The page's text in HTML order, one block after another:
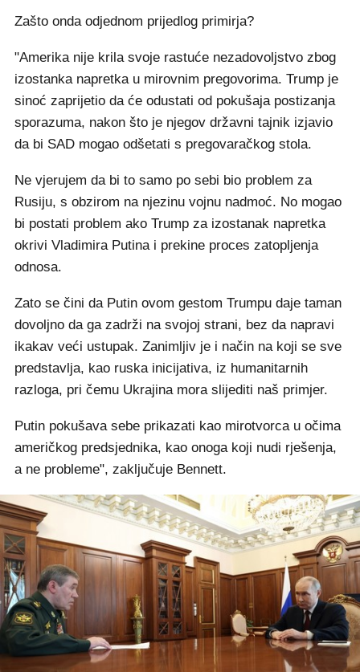
Zašto onda odjednom prijedlog primirja?
"Amerika nije krila svoje rastuće nezadovoljstvo zbog
izostanka napretka u mirovnim pregovorima. Trump je
sinoć zaprijetio da će odustati od pokušaja postizanja
sporazuma, nakon što je njegov državni tajnik izjavio
da bi SAD mogao odšetati s pregovaračkog stola.
Ne vjerujem da bi to samo po sebi bio problem za
Rusiju, s obzirom na njezinu vojnu nadmoć. No mogao
bi postati problem ako Trump za izostanak napretka
okrivi Vladimira Putina i prekine proces zatopljenja
odnosa.
Zato se čini da Putin ovom gestom Trumpu daje taman
dovoljno da ga zadrži na svojoj strani, bez da napravi
ikakav veći ustupak. Zanimljiv je i način na koji se sve
predstavlja, kao ruska inicijativa, iz humanitarnih
razloga, pri čemu Ukrajina mora slijediti naš primjer.
Putin pokušava sebe prikazati kao mirotvorca u očima
američkog predsjednika, kao onoga koji nudi rješenja,
a ne probleme", zaključuje Bennett.